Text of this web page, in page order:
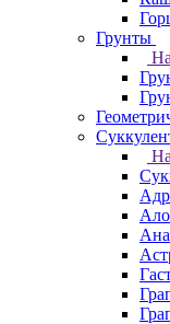
Грунты